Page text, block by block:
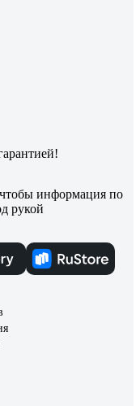
информация по
рукой